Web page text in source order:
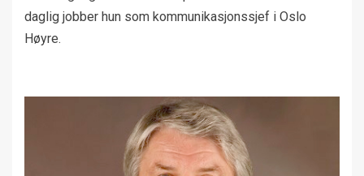
daglig jobber hun som kommunikasjonssjef i Oslo
Høyre.